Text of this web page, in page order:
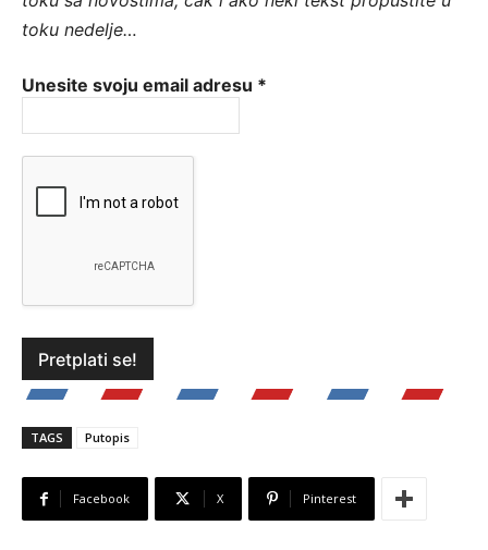
toku nedelje…
Unesite svoju email adresu *
TAGS Putopis
Facebook X Pinterest